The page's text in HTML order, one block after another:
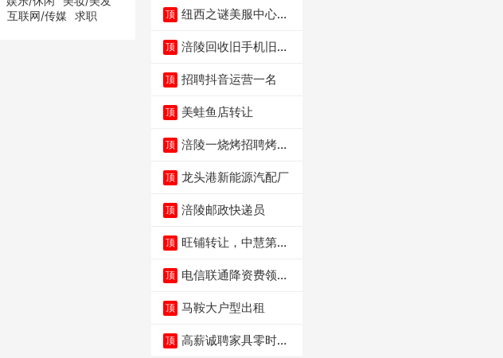
互联网/传媒 求职 顶 纽西之谜美服中心招
顶 涪陵回收旧手机旧电
顶 招聘抖音运营一名
顶 美蛙鱼店转让
顶 涪陵一烧烤招聘烤工
顶 龙头港新能源汽配厂
顶 涪陵邮政快递员
顶 旺铺转让，中慧第一
顶 电信联通降资费领价
顶 马鞍大户型出租
顶 高薪诚聘家具零时促